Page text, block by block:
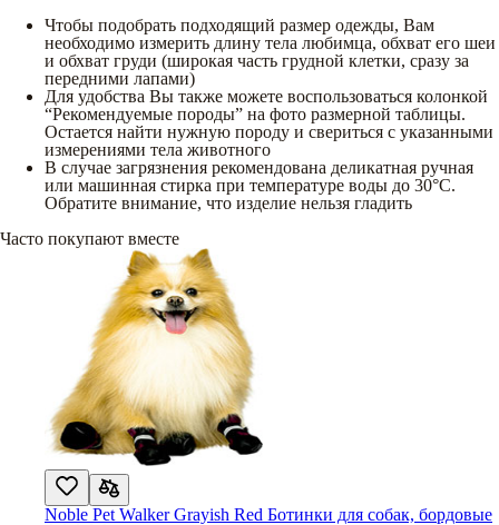
Чтобы подобрать подходящий размер одежды, Вам
необходимо измерить длину тела любимца, обхват его шеи
и обхват груди (широкая часть грудной клетки, сразу за
передними лапами)
Для удобства Вы также можете воспользоваться колонкой
“Рекомендуемые породы” на фото размерной таблицы.
Остается найти нужную породу и свериться с указанными
измерениями тела животного
В случае загрязнения рекомендована деликатная ручная
или машинная стирка при температуре воды до 30°С.
Обратите внимание, что изделие нельзя гладить
Часто покупают вместе
Noble Pet Walker Grayish Red Ботинки для собак, бордовые